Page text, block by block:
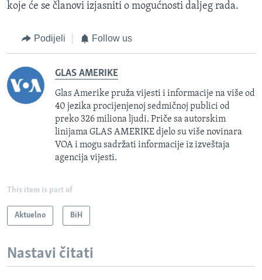
koje će se članovi izjasniti o mogućnosti daljeg rada.
Podijeli Follow us
GLAS AMERIKE
Glas Amerike pruža vijesti i informacije na više od
40 jezika procijenjenoj sedmičnoj publici od
preko 326 miliona ljudi. Priče sa autorskim
linijama GLAS AMERIKE djelo su više novinara
VOA i mogu sadržati informacije iz izveštaja
agencija vijesti.
This item is part of
Aktuelno BiH
Nastavi čitati